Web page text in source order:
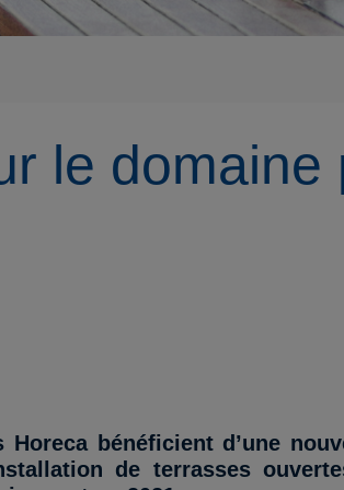
le
Horeca bénéficient d’une
de terrasses